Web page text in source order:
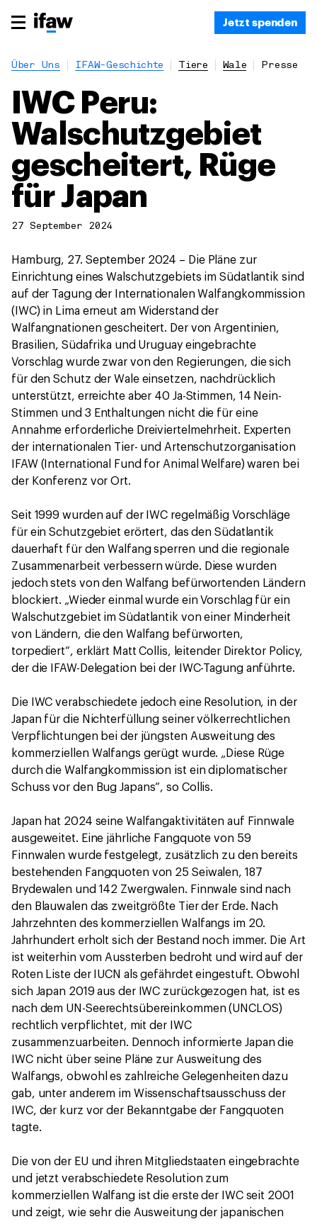
Jetzt spenden
Über Uns IFAW-Geschichte Tiere Wale Presse
IWC Peru:
Walschutzgebiet
gescheitert, Rüge
für Japan
27 September 2024
Hamburg, 27. September 2024 – Die Pläne zur
Einrichtung eines Walschutzgebiets im Südatlantik sind
auf der Tagung der Internationalen Walfangkommission
(IWC) in Lima erneut am Widerstand der
Walfangnationen gescheitert. Der von Argentinien,
Brasilien, Südafrika und Uruguay eingebrachte
Vorschlag wurde zwar von den Regierungen, die sich
für den Schutz der Wale einsetzen, nachdrücklich
unterstützt, erreichte aber 40 Ja-Stimmen, 14 Nein-
Stimmen und 3 Enthaltungen nicht die für eine
Annahme erforderliche Dreiviertelmehrheit. Experten
der internationalen Tier- und Artenschutzorganisation
IFAW (International Fund for Animal Welfare) waren bei
der Konferenz vor Ort.
Seit 1999 wurden auf der IWC regelmäßig Vorschläge
für ein Schutzgebiet erörtert, das den Südatlantik
dauerhaft für den Walfang sperren und die regionale
Zusammenarbeit verbessern würde. Diese wurden
jedoch stets von den Walfang befürwortenden Ländern
blockiert. „Wieder einmal wurde ein Vorschlag für ein
Walschutzgebiet im Südatlantik von einer Minderheit
von Ländern, die den Walfang befürworten,
torpediert“, erklärt Matt Collis, leitender Direktor Policy,
der die IFAW-Delegation bei der IWC-Tagung anführte.
Die IWC verabschiedete jedoch eine Resolution, in der
Japan für die Nichterfüllung seiner völkerrechtlichen
Verpflichtungen bei der jüngsten Ausweitung des
kommerziellen Walfangs gerügt wurde. „Diese Rüge
durch die Walfangkommission ist ein diplomatischer
Schuss vor den Bug Japans“, so Collis.
Japan hat 2024 seine Walfangaktivitäten auf Finnwale
ausgeweitet. Eine jährliche Fangquote von 59
Finnwalen wurde festgelegt, zusätzlich zu den bereits
bestehenden Fangquoten von 25 Seiwalen, 187
Brydewalen und 142 Zwergwalen. Finnwale sind nach
den Blauwalen das zweitgrößte Tier der Erde. Nach
Jahrzehnten des kommerziellen Walfangs im 20.
Jahrhundert erholt sich der Bestand noch immer. Die Art
ist weiterhin vom Aussterben bedroht und wird auf der
Roten Liste der IUCN als gefährdet eingestuft. Obwohl
sich Japan 2019 aus der IWC zurückgezogen hat, ist es
nach dem UN-Seerechtsübereinkommen (UNCLOS)
rechtlich verpflichtet, mit der IWC
zusammenzuarbeiten. Dennoch informierte Japan die
IWC nicht über seine Pläne zur Ausweitung des
Walfangs, obwohl es zahlreiche Gelegenheiten dazu
gab, unter anderem im Wissenschaftsausschuss der
IWC, der kurz vor der Bekanntgabe der Fangquoten
tagte.
Die von der EU und ihren Mitgliedstaaten eingebrachte
und jetzt verabschiedete Resolution zum
kommerziellen Walfang ist die erste der IWC seit 2001
und zeigt, wie sehr die Ausweitung der japanischen